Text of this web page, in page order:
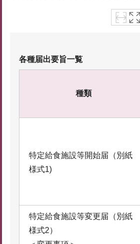
各種届出要旨一覧
種類
特定給食施設等開始届（別紙
様式1)
特定給食施設等変更届（別紙
様式2）